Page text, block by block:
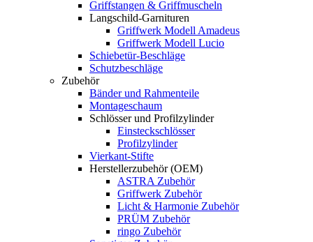
Griffstangen & Griffmuscheln
Langschild-Garnituren
Griffwerk Modell Amadeus
Griffwerk Modell Lucio
Schiebetür-Beschläge
Schutzbeschläge
Zubehör
Bänder und Rahmenteile
Montageschaum
Schlösser und Profilzylinder
Einsteckschlösser
Profilzylinder
Vierkant-Stifte
Herstellerzubehör (OEM)
ASTRA Zubehör
Griffwerk Zubehör
Licht & Harmonie Zubehör
PRÜM Zubehör
ringo Zubehör